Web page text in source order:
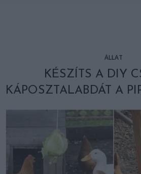
ÁLLAT
KÉSZÍTS A DIY
KÁPOSZTALABDÁT A